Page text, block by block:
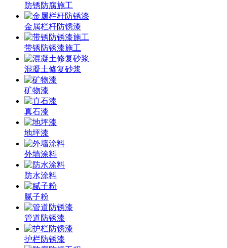
防锈防腐施工
金属栏杆防锈漆
带锈防锈漆施工
混凝土修复砂浆
矿物漆
真石漆
地坪漆
外墙涂料
防水涂料
腻子粉
管道防锈漆
护栏防锈漆